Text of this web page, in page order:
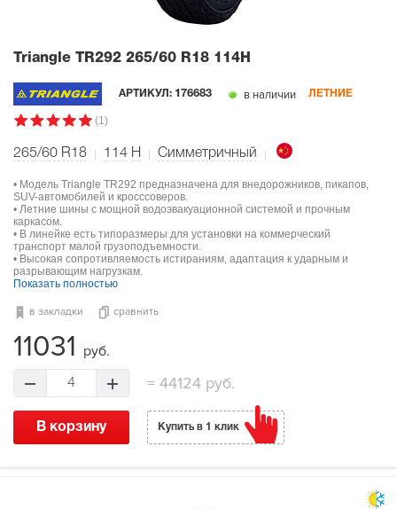
Triangle TR292 265/60 R18 114H
АРТИКУЛ: 176683 в наличии ЛЕТНИЕ
(1)
265/60 R18 114 H Симметричный
• Модель Triangle TR292 предназначена для внедорожников, пикапов,
SUV-автомобилей и кросссоверов.
• Летние шины с мощной водоэвакуационной системой и прочным
каркасом.
• В линейке есть типоразмеры для установки на коммерческий
транспорт малой грузоподъемности.
• Высокая сопротивляемость истираниям, адаптация к ударным и
разрывающим нагрузкам.
Показать полностью
в закладки сравнить
11031 руб.
4 = 44124 руб.
В корзину Купить в 1 клик